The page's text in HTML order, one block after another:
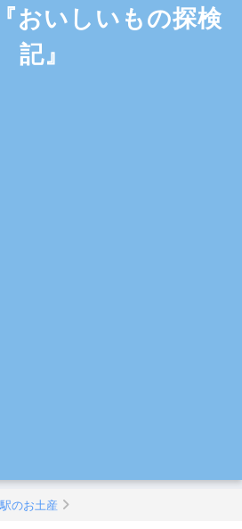
おいしいもの探検
記』
のお土産